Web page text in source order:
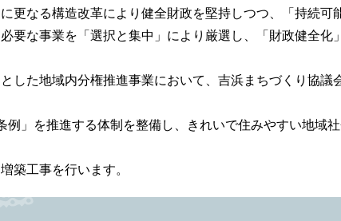
更なる構造改革により健全財政を堅持しつつ、「持続可
要な事業を「選択と集中」により厳選し、「財政健全化
た地域内分権推進事業において、吉浜まちづくり協議
」を推進する体制を整備し、きれいで住みやすい地域
築工事を行います。